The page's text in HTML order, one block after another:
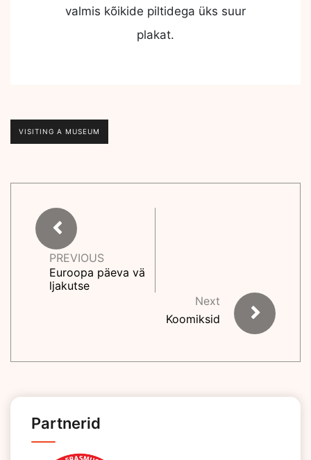
valmis kõikide piltidega üks suur
plakat.
VISITING A MUSEUM
PREVIOUS
Euroopa päeva vä
ljakutse
Next
Koomiksid
Partnerid